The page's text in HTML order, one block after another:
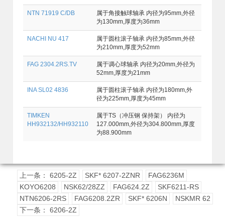
NTN 71919 C/DB
属于角接触球轴承 内径为95mm,外径
为130mm,厚度为36mm
NACHI NU 417
属于圆柱滚子轴承 内径为85mm,外径
为210mm,厚度为52mm
FAG 2304.2RS.TV
属于调心球轴承 内径为20mm,外径为
52mm,厚度为21mm
INA SL02 4836
属于圆柱滚子轴承 内径为180mm,外
径为225mm,厚度为45mm
TIMKEN
HH932132/HH932110
属于TS（冲压钢 保持架） 内径为
127.000mm,外径为304.800mm,厚度
为88.900mm
上一条： 6205-2Z SKF* 6207-2ZNR
FAG6236M
KOYO6208
NSK62/28ZZ FAG624.2Z
SKF6211-RS
NTN6206-2RS
FAG6208.2ZR SKF* 6206N
NSKMR 62
下一条： 6206-2Z